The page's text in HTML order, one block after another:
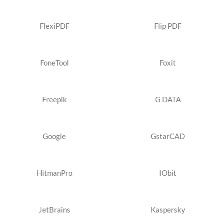
FlexiPDF Flip PDF
FoneTool Foxit
Freepik G DATA
Google GstarCAD
HitmanPro IObit
JetBrains Kaspersky